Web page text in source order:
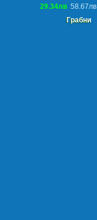
29.34лв 58.67лв
Грабни